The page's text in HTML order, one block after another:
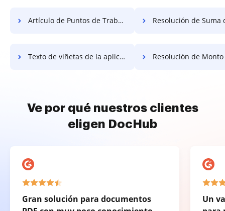
Artículo de Puntos de Trabajo Gratis Resolución de Suma de
Texto de viñetas de la aplicación gratis Resolución de Monto de
Ve por qué nuestros clientes
eligen DocHub
Gran solución para documentos
Un